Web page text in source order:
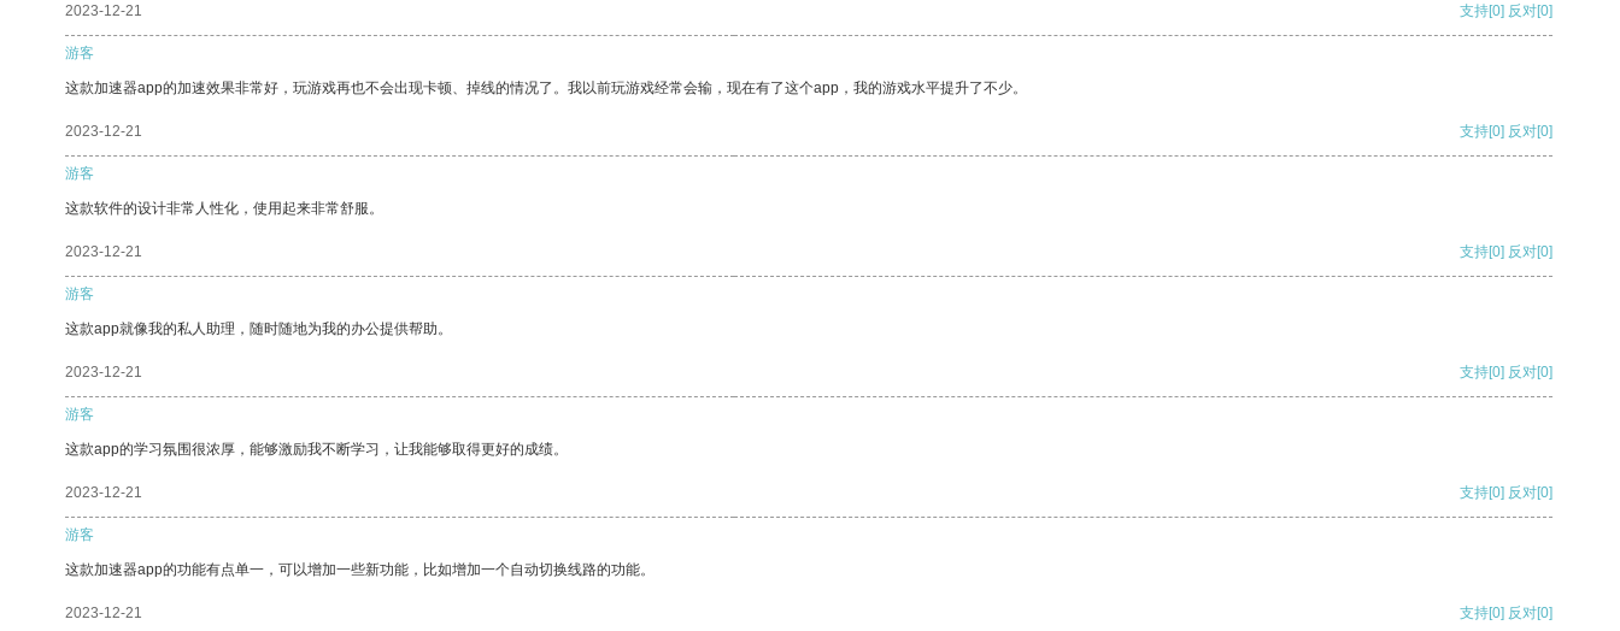
2023-12-21 支持[0] 反对[0]
游客
这款加速器app的加速效果非常好，玩游戏再也不会出现卡顿、掉线的情况了。我以前玩游戏经常会输，现在有了这个app，我的游戏水平提升了不少。
2023-12-21 支持[0] 反对[0]
游客
这款软件的设计非常人性化，使用起来非常舒服。
2023-12-21 支持[0] 反对[0]
游客
这款app就像我的私人助理，随时随地为我的办公提供帮助。
2023-12-21 支持[0] 反对[0]
游客
这款app的学习氛围很浓厚，能够激励我不断学习，让我能够取得更好的成绩。
2023-12-21 支持[0] 反对[0]
游客
这款加速器app的功能有点单一，可以增加一些新功能，比如增加一个自动切换线路的功能。
2023-12-21 支持[0] 反对[0]